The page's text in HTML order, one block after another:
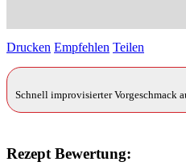
Drucken Empfehlen Teilen
Schnell improvisierter Vorgeschmack
Rezept Bewertung: